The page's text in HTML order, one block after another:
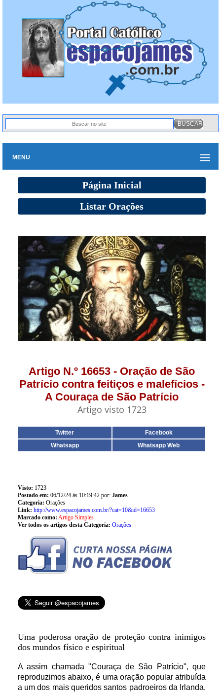
MENU
Página Inicial
Listar Orações
Artigo N.º 16653 - Oração de São
Patrício contra feitiços e malefícios -
A Couraça de São Patrício
Artigo visto 1723
Twitter
Facebook
Whatsapp
Whatsapp Web
Visto: 1723
Postado em: 06/12/24 às 10:19:42 por: James
Categoria: Orações
Link: http://www.espacojames.com.br/?cat=10&id=16653
Marcado como: Artigo Simples
Ver todos os artigos desta Categoria: Orações
Uma poderosa oração de proteção contra inimigos
dos mundos físico e espiritual
A assim chamada "Couraça de São Patrício", que
reproduzimos abaixo, é uma oração popular atribuída
a um dos mais queridos santos padroeiros da Irlanda.